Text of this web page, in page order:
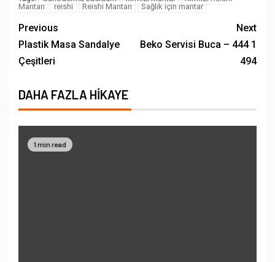
Mantarı
reishi Reishi Mantarı Sağlık için mantar
Previous
Plastik Masa Sandalye
Çeşitleri
Next
Beko Servisi Buca – 444 1
494
DAHA FAZLA HIKAYE
1 min read